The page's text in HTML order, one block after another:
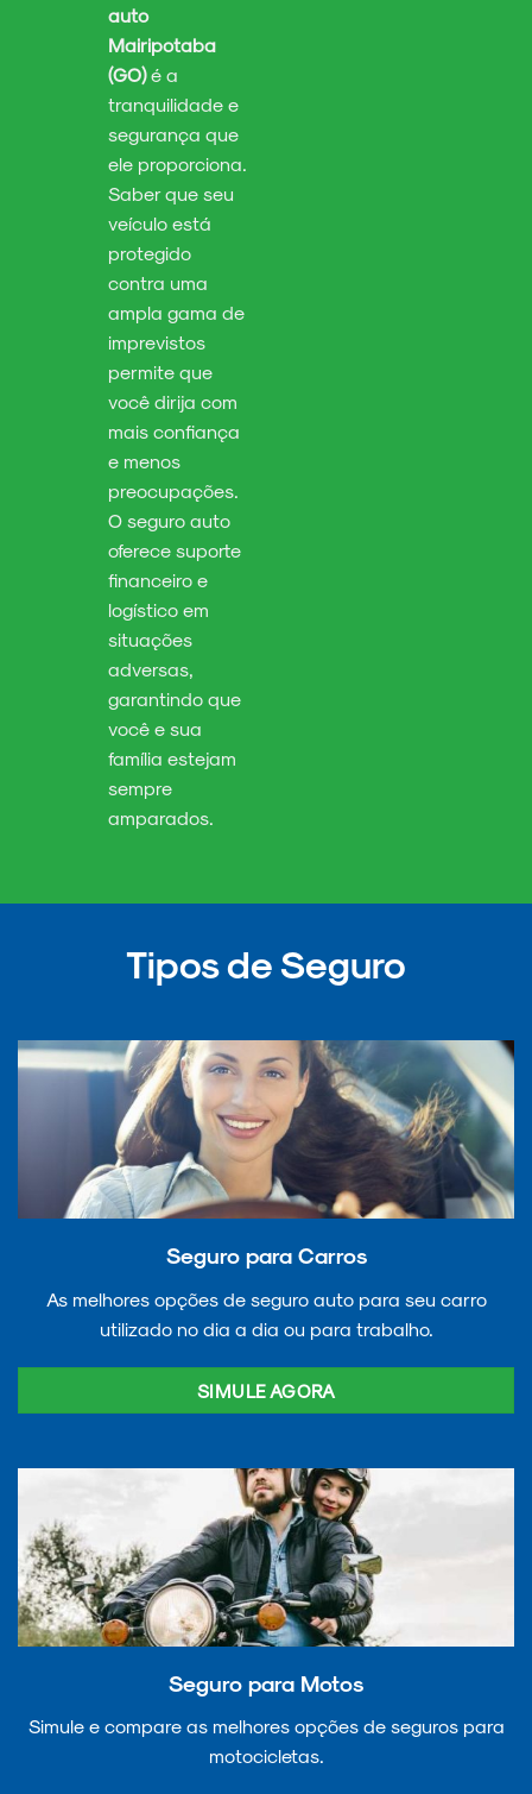
auto
Mairipotaba
(GO)é a
tranquilidade e
segurança que
ele proporciona.
Saber que seu
veículo está
protegido
contra uma
ampla gama de
imprevistos
permite que
você dirija com
mais confiança
e menos
preocupações.
O seguro auto
oferece suporte
financeiro e
logístico em
situações
adversas,
garantindo que
você e sua
família estejam
sempre
amparados.
Tipos de Seguro
Seguro para Carros
As melhores opções de seguro auto para seu carro
utilizado no dia a dia ou para trabalho.
SIMULE AGORA
Seguro para Motos
Simule e compare as melhores opções de seguros para
motocicletas.